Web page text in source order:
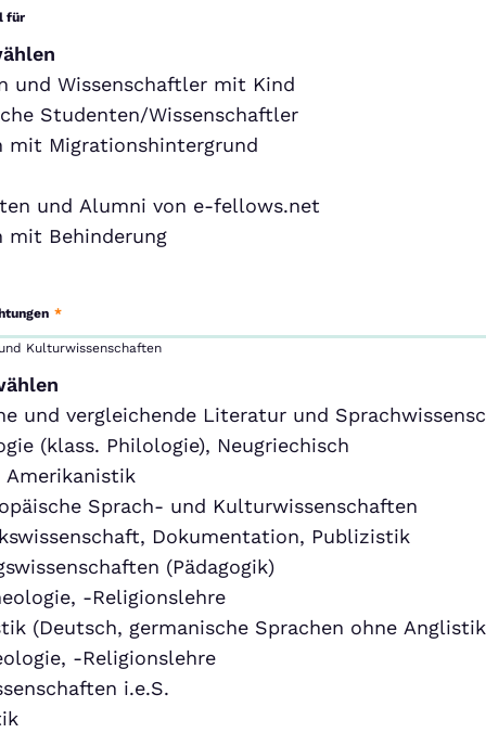
für
und Wissenschaftler mit Kind
Studenten/Wissenschaftler
mit Migrationshintergrund
und Alumni von e-fellows.net
mit Behinderung
*
Kulturwissenschaften
und vergleichende Literatur und
(klass. Philologie), Neugriechisch
Sprach- und Kulturwissenschaften
Dokumentation, Publizistik
(Pädagogik)
-Religionslehre
(Deutsch, germanische Sprachen ohne
-Religionslehre
i.e.S.